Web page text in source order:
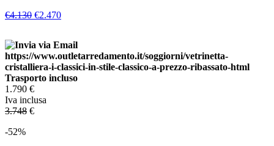
€4.130 €2.470
Trasporto incluso
1.790 €
Iva inclusa
3.748 €
-52%